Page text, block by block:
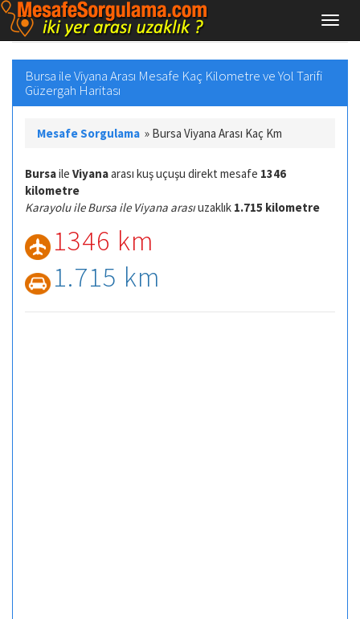
Bursa ile Viyana Arası Mesafe Kaç Kilometre ve Yol Tarifi
Güzergah Haritası
Mesafe Sorgulama » Bursa Viyana Arası Kaç Km
Bursaile Viyanaarası kuş uçuşu direkt mesafe 1346
kilometre
Karayolu ile Bursa ile Viyana arasıuzaklık 1.715 kilometre
1346 km
1.715 km